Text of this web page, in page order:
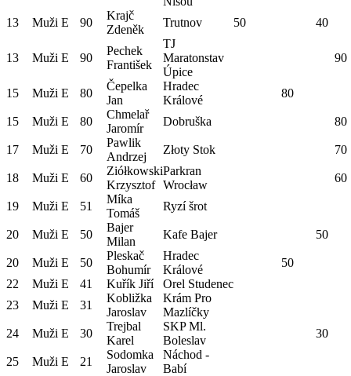
13
Muži E 90
Krajč
Zdeněk
Trutnov 50 40
13 Muži E 90
Pechek
František
TJ
Maratonstav
Úpice
90
15 Muži E 80
Čepelka
Jan
Hradec
Králové
80
15 Muži E 80
Chmelař
Jaromír
Dobruška 80
17 Muži E 70
Pawlik
Andrzej
Złoty Stok 70
18 Muži E 60
Ziółkowski
Krzysztof
Parkran
Wrocław
60
19 Muži E 51
Míka
Tomáš
Ryzí šrot
20 Muži E 50
Bajer
Milan
Kafe Bajer 50
20 Muži E 50
Pleskač
Bohumír
Hradec
Králové
50
22
Muži E 41 Kuřík Jiří
Orel Studenec
23
Muži E 31
Kobližka
Jaroslav
Krám Pro
Mazlíčky
24
Muži E 30
Trejbal
Karel
SKP Ml.
Boleslav
30
25 Muži E 21
Sodomka
Jaroslav
Náchod -
Babí